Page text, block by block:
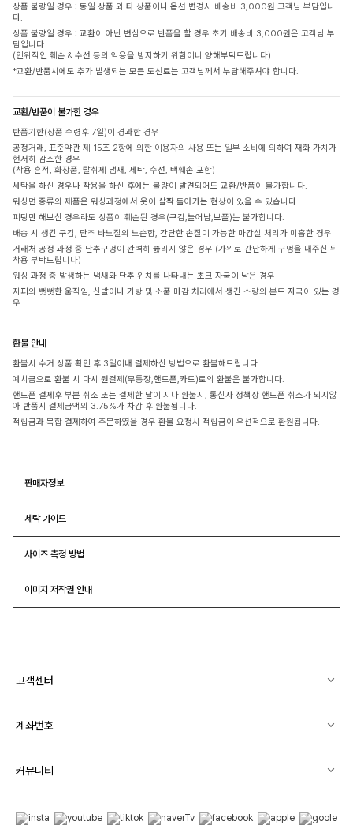
상품 불량일 경우 : 동일 상품 외 타 상품이나 옵션 변경시 배송비 3,000원 고객님 부담입니
다.
상품 불량일 경우 : 교환이 아닌 변심으로 반품을 할 경우 초기 배송비 3,000원은 고객님 부
담입니다.
(인위적인 훼손 & 수선 등의 악용을 방지하기 위함이니 양해부탁드립니다)
*교환/반품시에도 추가 발생되는 모든 도선료는 고객님께서 부담해주셔야 합니다.
교환/반품이 불가한 경우
반품기한(상품 수령후 7일)이 경과한 경우
공정거래, 표준약관 제 15조 2항에 의한 이용자의 사용 또는 일부 소비에 의하여 재화 가치가
현저히 감소한 경우
(착용 흔적, 화장품, 탈취제 냄새, 세탁, 수선, 택훼손 포함)
세탁을 하신 경우나 착용을 하신 후에는 불량이 발견되어도 교환/반품이 불가합니다.
워싱면 종류의 제품은 워싱과정에서 옷이 살짝 돌아가는 현상이 있을 수 있습니다.
피팅만 해보신 경우라도 상품이 훼손된 경우(구김,늘어남,보풀)는 불가합니다.
배송 시 생긴 구김, 단추 바느질의 느슨함, 간단한 손질이 가능한 마감실 처리가 미흡한 경우
거래처 공정 과정 중 단추구멍이 완벽히 뚫리지 않은 경우 (가위로 간단하게 구멍을 내주신 뒤
착용 부탁드립니다)
워싱 과정 중 발생하는 냄새와 단추 위치를 나타내는 초크 자국이 남은 경우
지퍼의 뻣뻣한 움직임, 신발이나 가방 및 소품 마감 처리에서 생긴 소량의 본드 자국이 있는 경
우
환불 안내
환불시 수거 상품 확인 후 3일이내 결제하신 방법으로 환불해드립니다
예치금으로 환불 시 다시 원결제(무통장,핸드폰,카드)로의 환불은 불가합니다.
핸드폰 결제후 부분 취소 또는 결제한 달이 지나 환불시, 통신사 정책상 핸드폰 취소가 되지않
아 반품시 결제금액의 3.75%가 차감 후 환불됩니다.
적립금과 복합 결제하여 주문하였을 경우 환불 요청시 적립금이 우선적으로 환원됩니다.
판매자정보
세탁 가이드
사이즈 측정 방법
이미지 저작권 안내
고객센터
계좌번호
커뮤니티